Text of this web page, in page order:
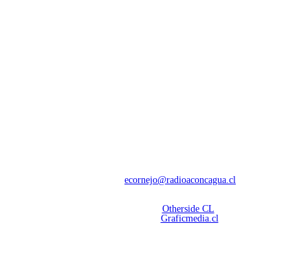
ecornejo@radioaconcagua.cl
Otherside CL
Graficmedia.cl